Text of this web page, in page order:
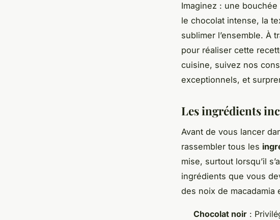
Imaginez : une
le chocolat intense, la
sublimer l’ensemble. À
pour réaliser cette
cuisine, suivez nos
exceptionnels, et
Les ingrédients
Avant de vous lancer
rassembler tous les
mise, surtout lorsqu’il
ingrédients que vous
des noix de macadamia
Chocolat noir :